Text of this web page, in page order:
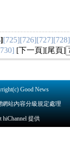
[725][726][727][728]
[下一頁][尾頁]
Good News
站內容分級規定處理
提供